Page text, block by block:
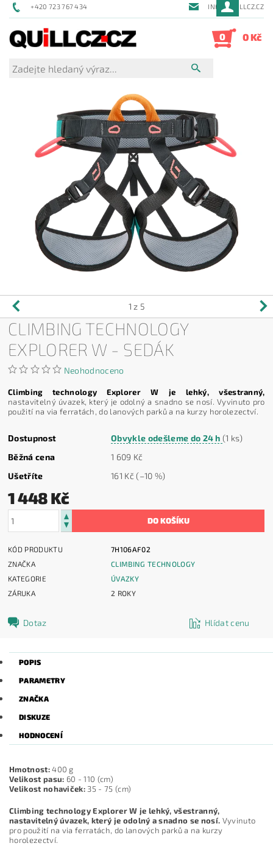
+420 723 767 434 INFO@QUILLCZ.CZ
0 0 Kč
1 z 5
CLIMBING TECHNOLOGY
EXPLORER W - SEDÁK
Neohodnoceno
Climbing technology
Explorer W je lehký, všestranný,
nastavitelný úvazek, který je odolný a snadno se nosí. Vyvinuto pro
použití na via ferratách, do lanových parků a na kurzy horolezectví.
Dostupnost Obvykle odešleme do 24 h(1 ks)
Běžná cena
1 609 Kč
Ušetříte
161 Kč(–10 %)
1 448 Kč
KÓD PRODUKTU
7H106AF02
ZNAČKA
CLIMBING TECHNOLOGY
KATEGORIE
ÚVAZKY
ZÁRUKA
2 ROKY
Dotaz Hlídat cenu
POPIS
PARAMETRY
ZNAČKA
DISKUZE
HODNOCENÍ
Hmotnost:400 g
Velikost pasu: 60 - 110 (cm)
Velikost nohaviček:35 - 75 (cm)
Climbing technology Explorer W je lehký, všestranný,
nastavitelný úvazek, který je odolný a snadno se nosí. Vyvinuto
pro použití na via ferratách, do lanových parků a na kurzy
horolezectví.